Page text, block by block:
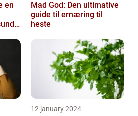
en
Mad God: Den ultimative
guide til ernæring til
heste
12 january 2024